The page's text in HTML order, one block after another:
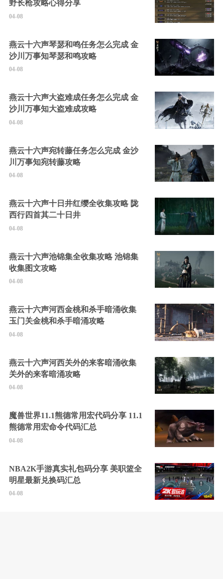
野长枪攻略心得分享
04-08
燕云十六声琴瑟和鸣任务怎么完成 金
沙川万事知琴瑟和鸣攻略
04-08
燕云十六声大盗难成任务怎么完成 金
沙川万事知大盗难成攻略
04-08
燕云十六声宛转藤任务怎么完成 金沙
川万事知宛转藤攻略
04-08
燕云十六声十日井红缨全收集攻略 陇
西行四首其二十日井
04-08
燕云十六声池锦集全收集攻略 池锦集
收集图文攻略
04-08
燕云十六声河西金桃和杀手暗涌收集
玉门关金桃和杀手暗涌攻略
04-08
燕云十六声河西关外的来客暗涌收集
关外的来客暗涌攻略
04-08
魔兽世界11.1熊德常用宏代码分享 11.1
熊德常用宏命令代码汇总
04-08
NBA2K手游真实礼包码分享 美职篮全
明星最新兑换码汇总
04-08